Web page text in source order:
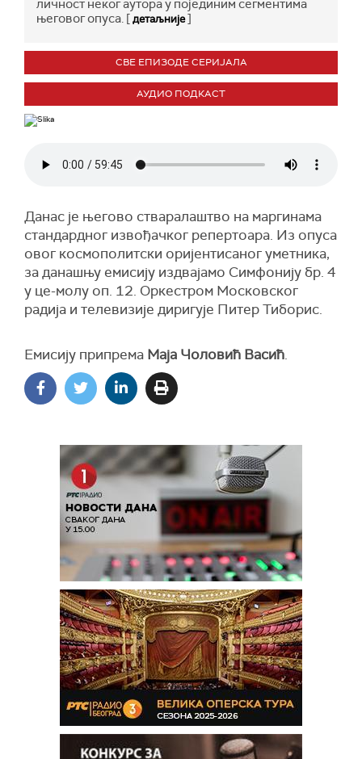
личност неког аутора у појединим сегментима
његовог опуса. [детаљније]
СВЕ ЕПИЗОДЕ СЕРИЈАЛА
АУДИО ПОДКАСТ
Данас је његово стваралаштво на маргинама
стандардног извођачког репертоара. Из опуса
овог космополитски оријентисаног уметника,
за данашњу емисију издвајамо Симфонију бр. 4
у це-молу оп. 12. Оркестром Московског
радија и телевизије диригује Питер Тиборис.
Емисију припрема Маја Чоловић Васић.